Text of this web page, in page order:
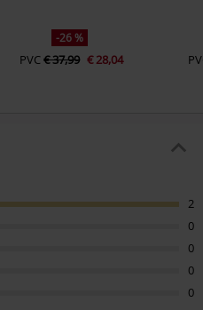
-26 %
PVC€ 37,99 € 28,04
2
0
0
0
0